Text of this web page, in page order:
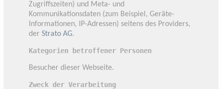
Zugriffszeiten) und Meta- und
Kommunikationsdaten (zum Beispiel, Geräte-
Informationen, IP-Adressen) seitens des Providers,
der Strato AG.
Kategorien betroffener Personen
Besucher dieser Webseite.
Zweck der Verarbeitung